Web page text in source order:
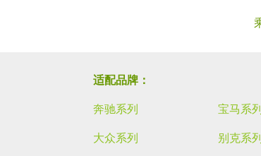
适配品牌：
奔驰系列 宝马系列
大众系列 别克系列